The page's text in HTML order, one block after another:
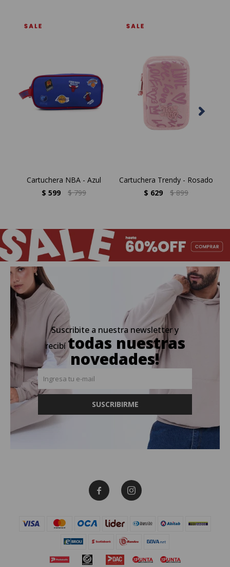
Cartuchera NBA - Azul
$ 599 $ 799
Cartuchera Trendy - Rosado
$ 629 $ 899
Suscribite a nuestra newsletter y
recibí todas nuestras
novedades!
SUSCRIBIRME
 